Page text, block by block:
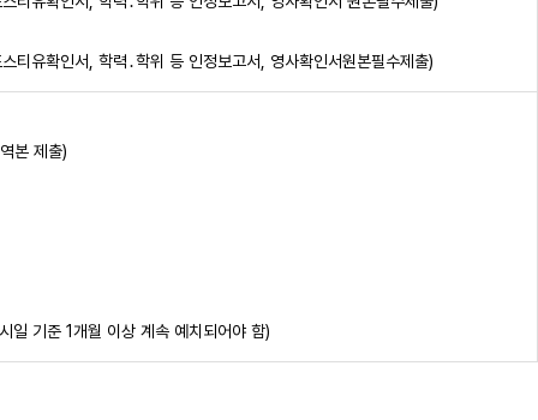
유확인서, 학력․학위 등 인정보고서, 영사확인서원본필수제출)
본 제출)
기준 1개월 이상 계속 예치되어야 함)